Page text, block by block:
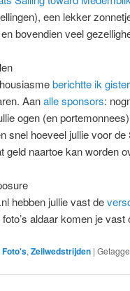
een lekker
bovendien veel
berichtte ik
Aanalle sponsors:
ogen (en
snel hoeveel jullie voor
geld naartoe kan worden
hebben jullie vast de
aldaar komen je vast
Foto's, Zeilwedstrijden |